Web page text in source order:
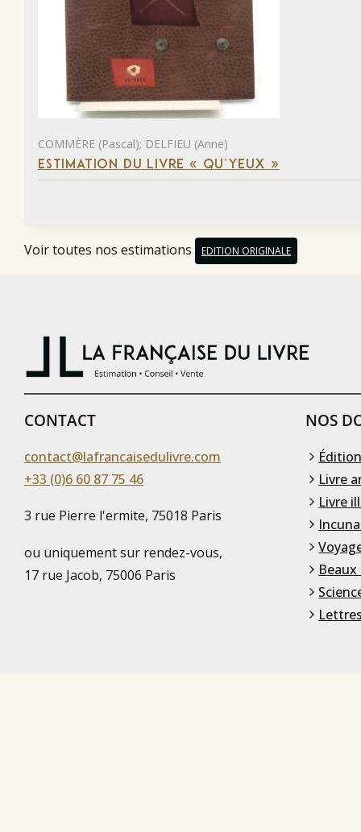
COMMÈRE (Pascal); DELFIEU (Anne)
ESTIMATION DU LIVRE « QU’YEUX »
Voir toutes nos estimations EDITION ORIGINALE
CONTACT
contact@lafrancaisedulivre.com
+33 (0)6 60 87 75 46
3 rue Pierre l'ermite, 75018 Paris
ou uniquement sur rendez-vous,
17 rue Jacob, 75006 Paris
NOS
Livre
Livre